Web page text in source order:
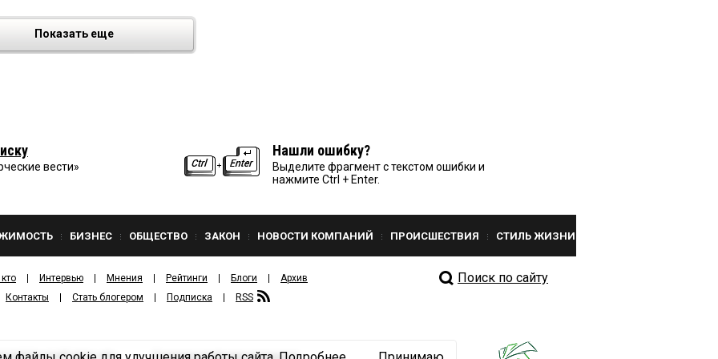
Показать еще
вести»
Нашли ошибку?
Выделите фрагмент с текстом ошибки и
нажмите Ctrl + Enter.
БИЗНЕС ОБЩЕСТВО ЗАКОН НОВОСТИ КОМПАНИЙ ПРОИСШЕСТВИЯ СТИЛЬ ЖИЗНИ
Интервью Мнения Рейтинги Блоги
Архив
Контакты Стать блогером Подписка RSS
Поиск по сайту
Политика конфиденциальности